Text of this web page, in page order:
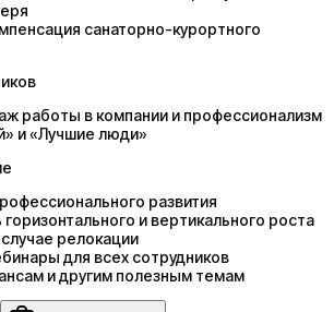
санаторно-курортного
работы в компании и профессионализм
и «Лучшие люди»
развития
и вертикального роста
релокации
для всех сотрудников
и другим полезным темам